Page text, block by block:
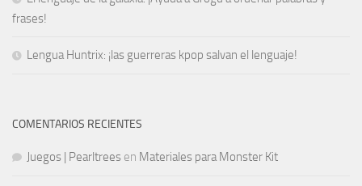
frases!
Lengua Huntrix: ¡las guerreras kpop salvan el lenguaje!
COMENTARIOS RECIENTES
Juegos | Pearltrees en Materiales para Monster Kit